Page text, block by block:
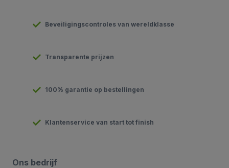
Beveiligingscontroles van wereldklasse
Transparente prijzen
100% garantie op bestellingen
Klantenservice van start tot finish
Ons bedrijf